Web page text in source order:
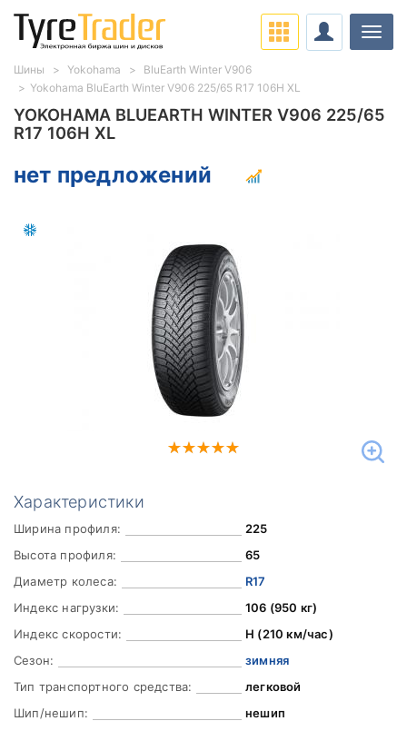
YOKOHAMA BLUEARTH WINTER V906 225/65
R17 106H XL
нет предложений
Характеристики
Ширина профиля:
225
Высота профиля:
65
Диаметр колеса:
R17
Индекс нагрузки:
106 (950 кг)
Индекс скорости:
H (210 км/час)
Сезон:
зимняя
Тип транспортного средства:
легковой
Шип/нешип:
нешип
Шины Yokohama
BluEarth Winter V906
Yokohama BluEarth Winter V906 225/65 R17 106H XL